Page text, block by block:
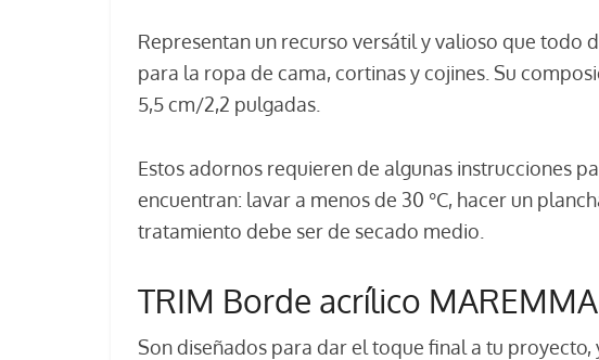
Representan un recurso versátil y valioso que todo
para la ropa de cama, cortinas y cojines. Su
5,5 cm/2,2 pulgadas.
Estos adornos requieren de algunas instrucciones
encuentran: lavar a menos de 30 °C, hacer un
tratamiento debe ser de secado medio.
TRIM Borde acrílico MAREMMA
Son diseñados para dar el toque final a tu